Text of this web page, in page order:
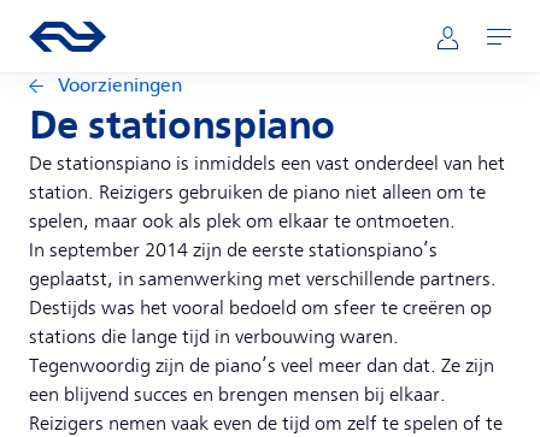
Hoofdnavigatie
Ga naar de homepage van ns.nl Mijn NS
Openen
Voorzieningen
De stationspiano
De stationspiano is inmiddels een vast onderdeel van het
station. Reizigers gebruiken de piano niet alleen om te
spelen, maar ook als plek om elkaar te ontmoeten.
In september 2014 zijn de eerste stationspiano’s
geplaatst, in samenwerking met verschillende partners.
Destijds was het vooral bedoeld om sfeer te creëren op
stations die lange tijd in verbouwing waren.
Tegenwoordig zijn de piano’s veel meer dan dat. Ze zijn
een blijvend succes en brengen mensen bij elkaar.
Reizigers nemen vaak even de tijd om zelf te spelen of te